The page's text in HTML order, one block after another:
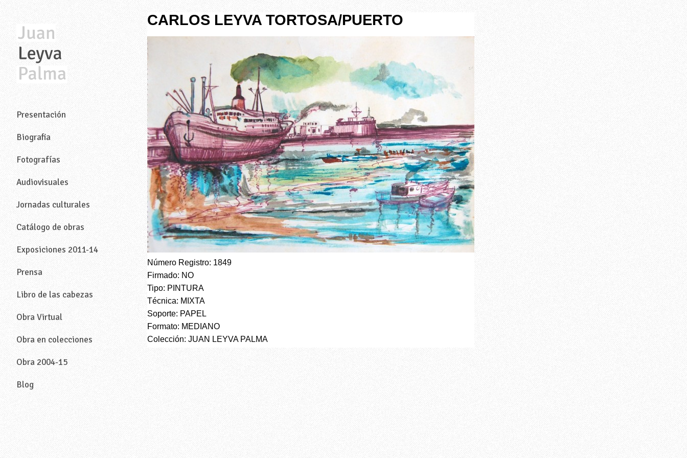
Presentación
Biografia
Fotografías
Audiovisuales
Jornadas culturales
Catálogo de obras
Exposiciones 2011-14
Prensa
Libro de las cabezas
Obra Virtual
Obra en colecciones
Obra 2004-15
Blog
CARLOS LEYVA TORTOSA/PUERTO
Número Registro: 1849
Firmado: NO
Tipo: PINTURA
Técnica: MIXTA
Soporte: PAPEL
Formato: MEDIANO
Colección: JUAN LEYVA PALMA